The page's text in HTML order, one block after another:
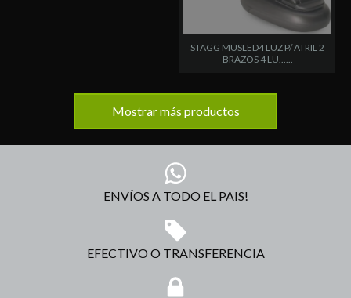
STAGG MUSLED4 LUZ P/ ATRIL 2
BRAZOS 4 LU......
Mostrar más productos
ENVÍOS A TODO EL PAIS!
EFECTIVO O TRANSFERENCIA